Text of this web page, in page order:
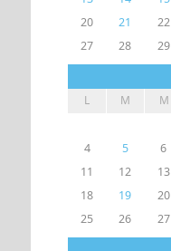
20
21 22
27
28 29
L
M M
4
5 6
11
12 13
18
19 20
25
26 27